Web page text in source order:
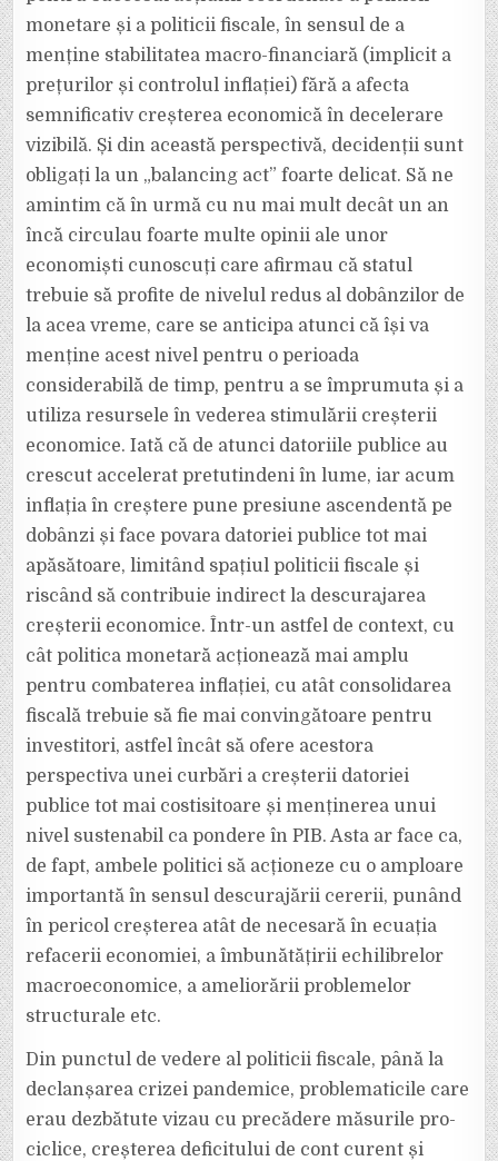
monetare și a politicii fiscale, în sensul de a
menține stabilitatea macro-financiară (implicit a
prețurilor și controlul inflației) fără a afecta
semnificativ creșterea economică în decelerare
vizibilă. Și din această perspectivă, decidenții sunt
obligați la un „balancing act” foarte delicat. Să ne
amintim că în urmă cu nu mai mult decât un an
încă circulau foarte multe opinii ale unor
economiști cunoscuți care afirmau că statul
trebuie să profite de nivelul redus al dobânzilor de
la acea vreme, care se anticipa atunci că își va
menține acest nivel pentru o perioada
considerabilă de timp, pentru a se împrumuta și a
utiliza resursele în vederea stimulării creșterii
economice. Iată că de atunci datoriile publice au
crescut accelerat pretutindeni în lume, iar acum
inflația în creștere pune presiune ascendentă pe
dobânzi și face povara datoriei publice tot mai
apăsătoare, limitând spațiul politicii fiscale și
riscând să contribuie indirect la descurajarea
creșterii economice. Într-un astfel de context, cu
cât politica monetară acționează mai amplu
pentru combaterea inflației, cu atât consolidarea
fiscală trebuie să fie mai convingătoare pentru
investitori, astfel încât să ofere acestora
perspectiva unei curbări a creșterii datoriei
publice tot mai costisitoare și menținerea unui
nivel sustenabil ca pondere în PIB. Asta ar face ca,
de fapt, ambele politici să acționeze cu o amploare
importantă în sensul descurajării cererii, punând
în pericol creșterea atât de necesară în ecuația
refacerii economiei, a îmbunătățirii echilibrelor
macroeconomice, a ameliorării problemelor
structurale etc.
Din punctul de vedere al politicii fiscale, până la
declanșarea crizei pandemice, problematicile care
erau dezbătute vizau cu precădere măsurile pro-
ciclice, creșterea deficitului de cont curent și